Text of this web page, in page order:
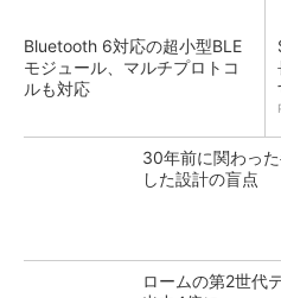
Bluetooth 6対応の超小型BLE
モジュール、マルチプロトコ
ルも対応
30年前に関わっ
した設計の盲点
ロームの第2世代